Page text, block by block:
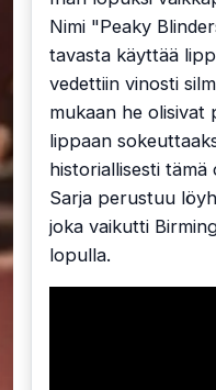
Nimi "Peaky
tavasta käyttää
vedettiin vinosti
mukaan he
lippaan
historiallisesti
Sarja perustuu
joka vaikutti
lopulla.